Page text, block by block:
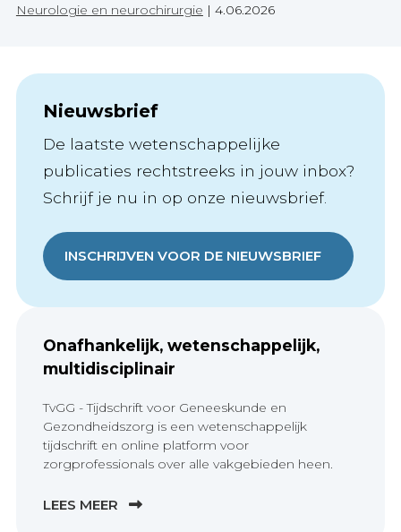
Neurologie en neurochirurgie | 4.06.2026
Nieuwsbrief
De laatste wetenschappelijke
publicaties rechtstreeks in jouw inbox?
Schrijf je nu in op onze nieuwsbrief.
INSCHRIJVEN VOOR DE NIEUWSBRIEF
Onafhankelijk, wetenschappelijk,
multidisciplinair
TvGG - Tijdschrift voor Geneeskunde en
Gezondheidszorg is een wetenschappelijk
tijdschrift en online platform voor
zorgprofessionals over alle vakgebieden heen.
LEES MEER